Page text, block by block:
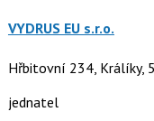
VYDRUS EU s.r.o.
Hřbitovní 234, Králíky,
jednatel